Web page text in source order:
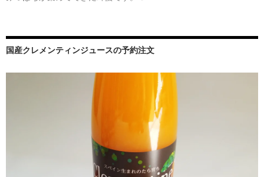
国産クレメンティンジュースの予約注文